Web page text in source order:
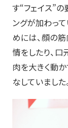
す“フェイス”
ングが加わっ
めには、顔の
情をしたり、
肉を大きく動
なしていました